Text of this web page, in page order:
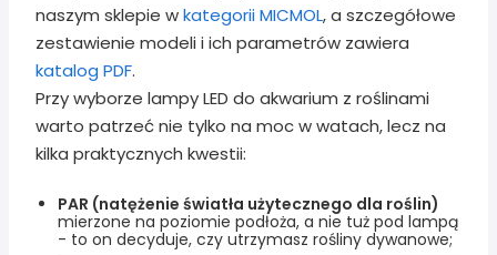
naszym sklepie wkategorii MICMOL, a szczegółowe
zestawienie modeli i ich parametrów zawiera
katalog PDF.
Przy wyborze lampy LED do akwarium z roślinami
warto patrzeć nie tylko na moc w watach, lecz na
kilka praktycznych kwestii:
PAR (natężenie światła użytecznego dla roślin)
mierzone na poziomie podłoża, a nie tuż pod lampą
- to on decyduje, czy utrzymasz rośliny dywanowe;